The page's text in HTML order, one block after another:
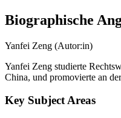
Biographische
Yanfei Zeng (Autor:in)
Yanfei Zeng studierte
China, und promovierte an
Key Subject Areas